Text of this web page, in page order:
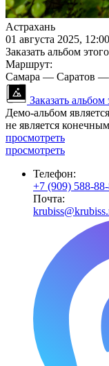
Астрахань
01 августа 2025, 12:00
Заказать альбом
Маршрут:
Самара — Саратов —
Заказать альбом
Демо-альбом
не является
просмотреть
просмотреть
Телефон:
+7 (909) 588-
Почта: